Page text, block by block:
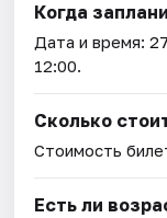
Когда
Дата и время:
12:00.
Сколько
Стоимость
Есть ли